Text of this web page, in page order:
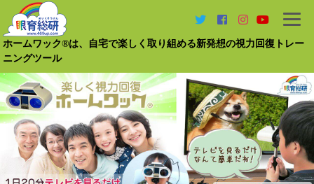
ホームワック®は、自宅で楽しく取り組める新発想の視力回復トレー
ニングツール